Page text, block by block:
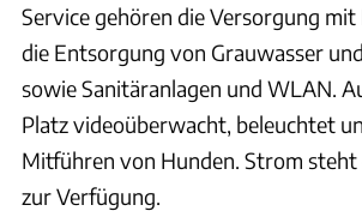
Service gehören die Versorgung mit
die Entsorgung von Grauwasser
sowie Sanitäranlagen und WLAN.
Platz videoüberwacht, beleuchtet
Mitführen von Hunden. Strom steht
zur Verfügung.